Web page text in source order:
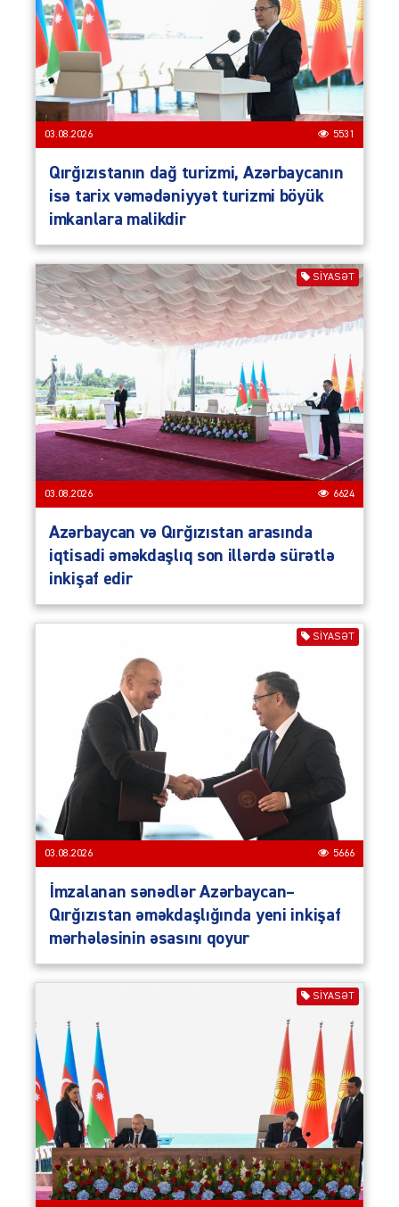
03.08.2026 5531
Qırğızıstanın dağ turizmi, Azərbaycanın
isə tarix vəmədəniyyət turizmi böyük
imkanlara malikdir
SIYASƏT
03.08.2026 6624
Azərbaycan və Qırğızıstan arasında
iqtisadi əməkdaşlıq son illərdə sürətlə
inkişaf edir
SIYASƏT
03.08.2026 5666
İmzalanan sənədlər Azərbaycan–
Qırğızıstan əməkdaşlığında yeni inkişaf
mərhələsinin əsasını qoyur
SIYASƏT